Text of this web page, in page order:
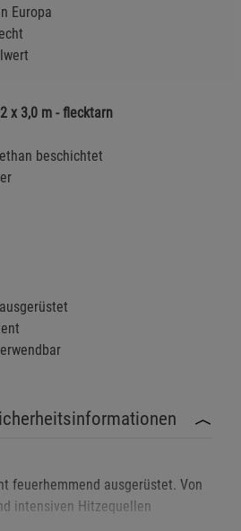
Europa
x 3,0 m - flecktarn
beschichtet
feuerhemmend ausgerüstet. Von
intensiven Hitzequellen